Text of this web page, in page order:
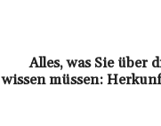
Alles, was Sie über
wissen müssen: